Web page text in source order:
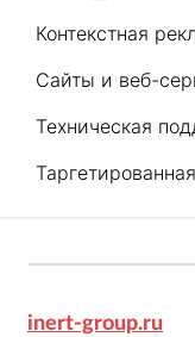
Контекстная
Сайты и веб-
Техническая
inert-group.ru